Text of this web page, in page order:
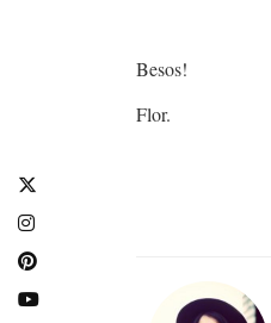
Besos!
Flor.